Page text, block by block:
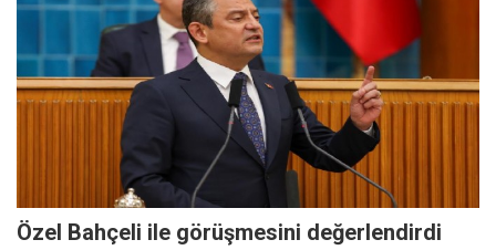
Özel Bahçeli ile görüşmesini değerlendirdi